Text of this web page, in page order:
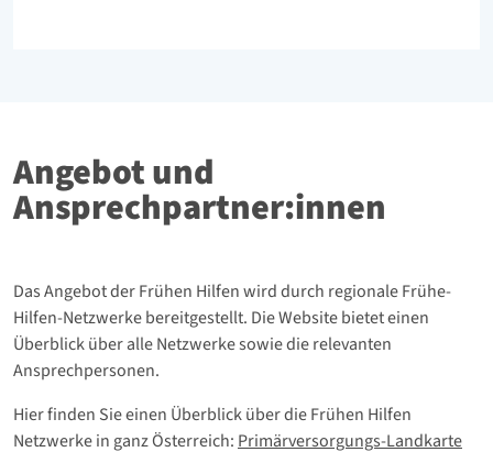
Angebot und
Ansprechpartner:innen
Das Angebot der Frühen Hilfen wird durch regionale Frühe-
Hilfen-Netzwerke bereitgestellt. Die Website bietet einen
Überblick über alle Netzwerke sowie die relevanten
Ansprechpersonen.
Hier finden Sie einen Überblick über die Frühen Hilfen
Netzwerke in ganz Österreich: Primärversorgungs-Landkarte